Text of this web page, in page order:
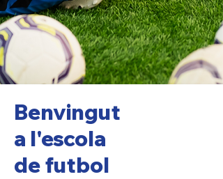
Benvingut
a l'escola
de futbol